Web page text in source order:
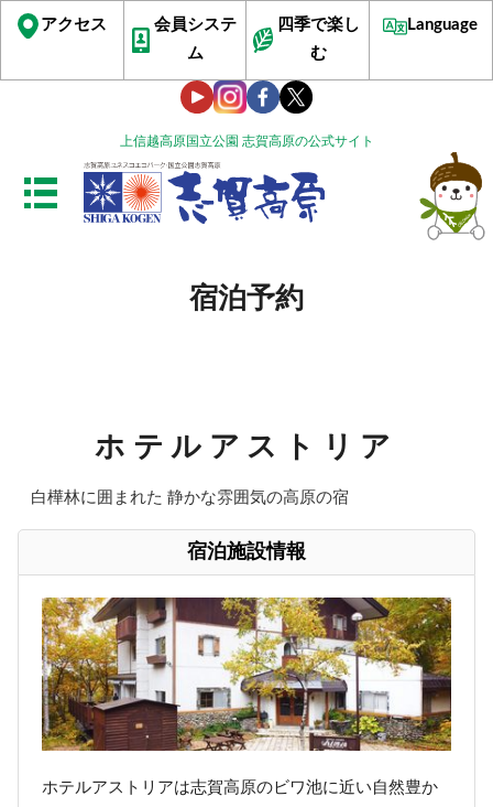
上信越高原国立公園 志賀高原の公式サイト
アクセス
会員システ
ム
四季で楽し
む
Language
宿泊予約
ホテルアストリア
白樺林に囲まれた 静かな雰囲気の高原の宿
宿泊施設情報
ホテルアストリアは志賀高原のビワ池に近い自然豊か